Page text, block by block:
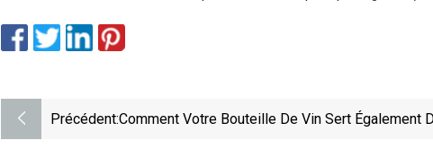
Précédent:Comment Votre Bouteille De Vin Sert Également